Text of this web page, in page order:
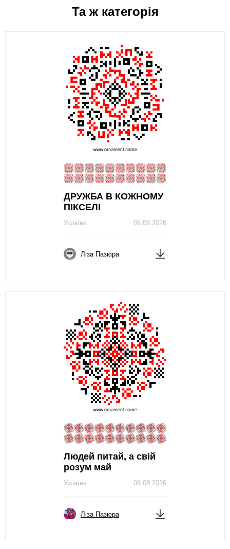
Та ж категорія
ДРУЖБА В КОЖНОМУ
ПІКСЕЛІ
06.08.2026
Україна
Ліза Пазюра
Людей питай, а свій
розум май
06.08.2026
Україна
Ліза Пазюра